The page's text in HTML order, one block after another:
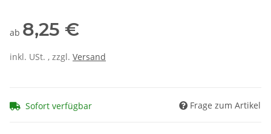
ab 8,25 €
inkl. USt. , zzgl. Versand
Sofort verfügbar Frage zum Artikel